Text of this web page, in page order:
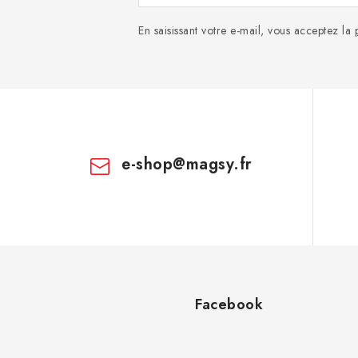
En saisissant votre e-mail, vous acceptez la
e-shop@magsy.fr
Facebook